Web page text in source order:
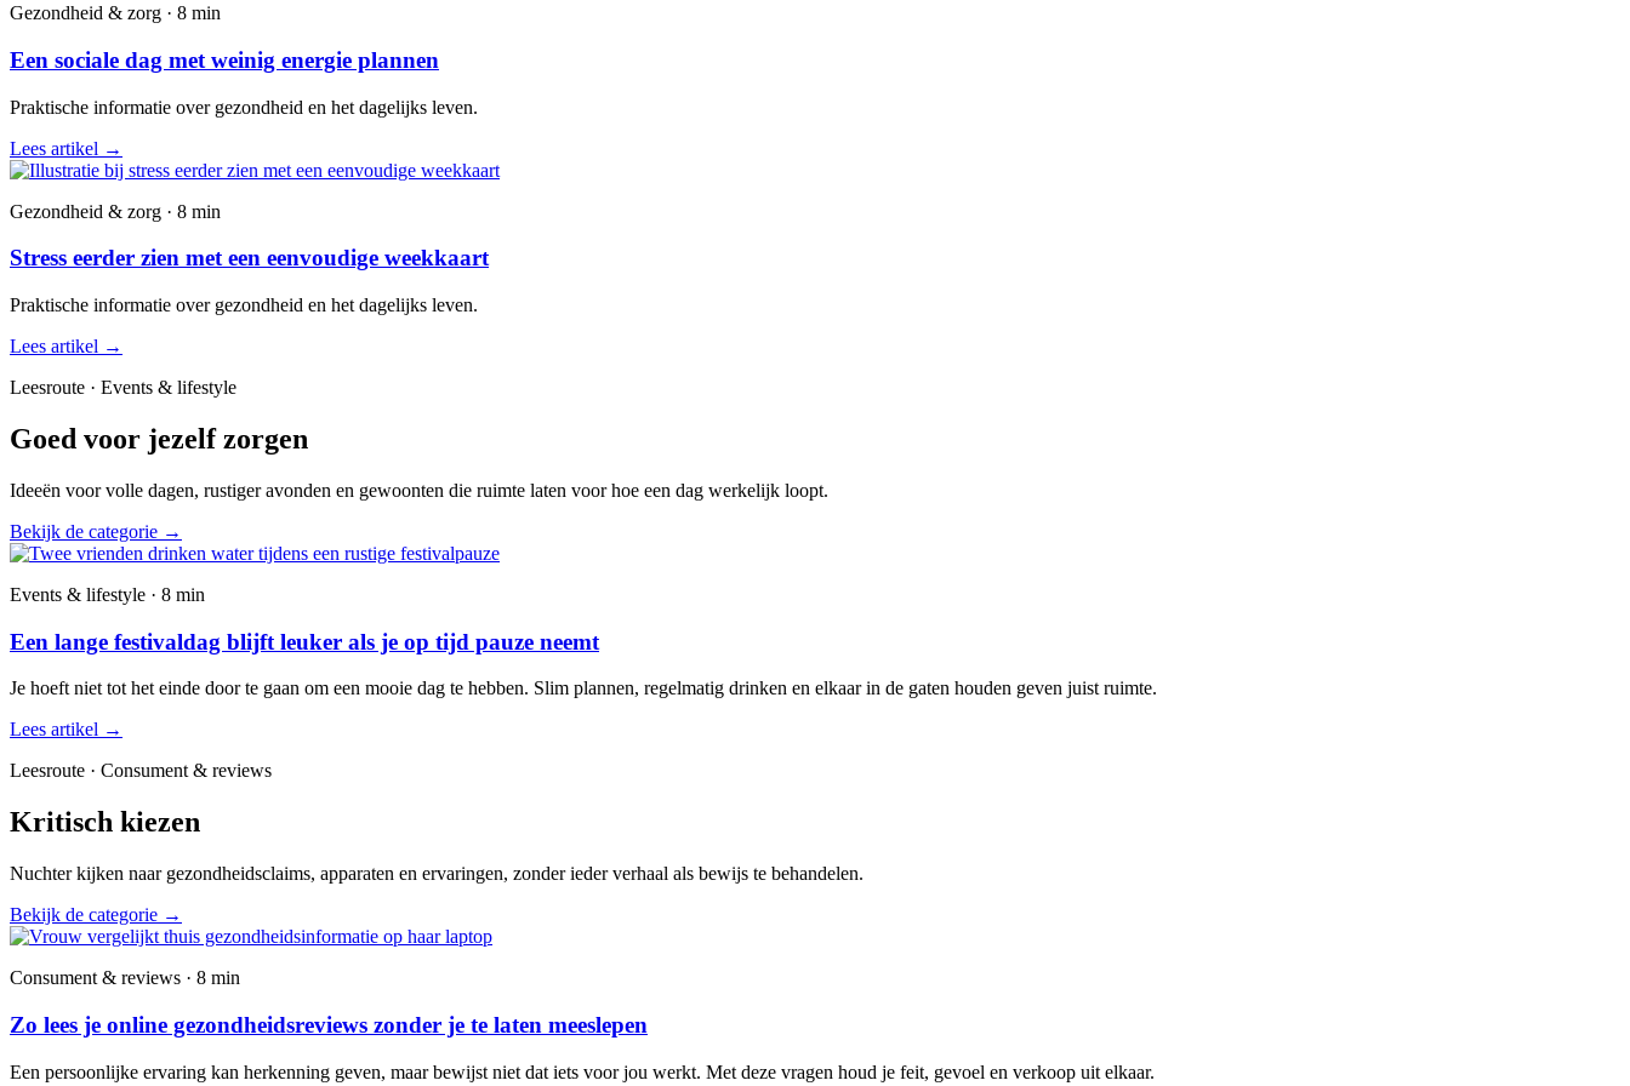
Gezondheid & zorg · 8 min
Een sociale dag met weinig energie plannen
Praktische informatie over gezondheid en het dagelijks leven.
Lees artikel →
Gezondheid & zorg · 8 min
Stress eerder zien met een eenvoudige weekkaart
Praktische informatie over gezondheid en het dagelijks leven.
Lees artikel →
Leesroute · Events & lifestyle
Goed voor jezelf zorgen
Ideeën voor volle dagen, rustiger avonden en gewoonten die ruimte laten voor hoe een dag werkelijk loopt.
Bekijk de categorie →
Events & lifestyle · 8 min
Een lange festivaldag blijft leuker als je op tijd pauze neemt
Je hoeft niet tot het einde door te gaan om een mooie dag te hebben. Slim plannen, regelmatig drinken en elkaar in de gaten houden geven juist ruimte.
Lees artikel →
Leesroute · Consument & reviews
Kritisch kiezen
Nuchter kijken naar gezondheidsclaims, apparaten en ervaringen, zonder ieder verhaal als bewijs te behandelen.
Bekijk de categorie →
Consument & reviews · 8 min
Zo lees je online gezondheidsreviews zonder je te laten meeslepen
Een persoonlijke ervaring kan herkenning geven, maar bewijst niet dat iets voor jou werkt. Met deze vragen houd je feit, gevoel en verkoop uit elkaar.